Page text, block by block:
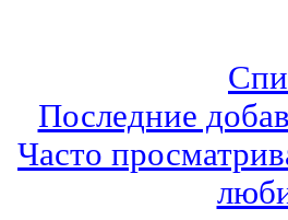
Последние
Часто